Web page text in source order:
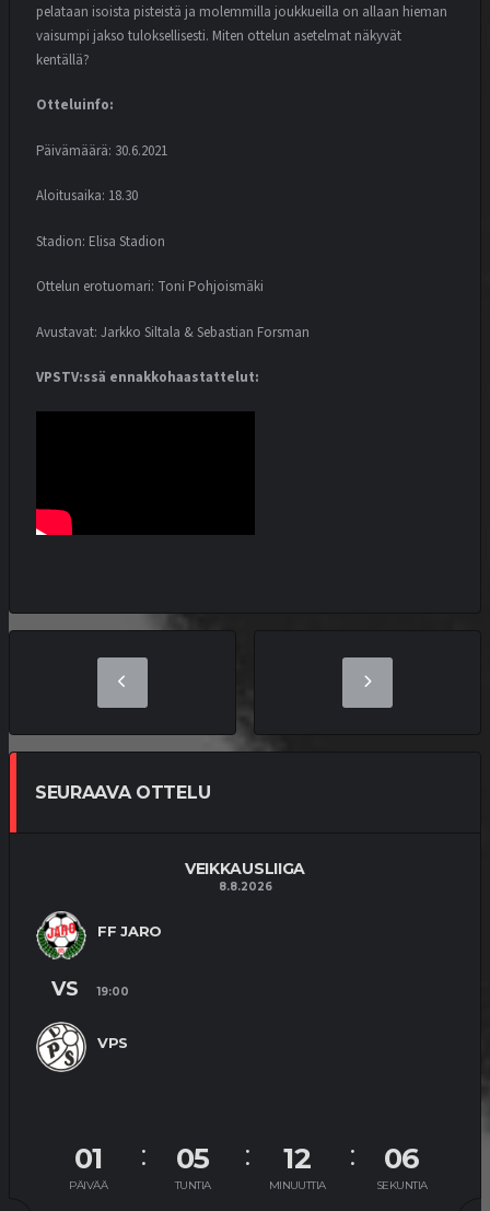
pelataan isoista pisteistä ja molemmilla joukkueilla on allaan hieman
vaisumpi jakso tuloksellisesti. Miten ottelun asetelmat näkyvät
kentällä?
Otteluinfo:
Päivämäärä: 30.6.2021
Aloitusaika: 18.30
Stadion: Elisa Stadion
Ottelun erotuomari: Toni Pohjoismäki
Avustavat: Jarkko Siltala & Sebastian Forsman
VPSTV:ssä ennakkohaastattelut:
SEURAAVA OTTELU
VEIKKAUSLIIGA
8.8.2026
FF JARO
VPS
VS 19:00
01
PÄIVÄÄ
05
TUNTIA
12
MINUUTTIA
05
SEKUNTIA